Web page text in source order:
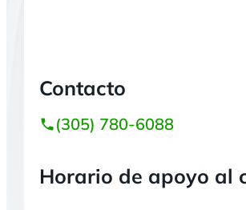
Contacto
(305) 780-6088
Horario de apoyo al